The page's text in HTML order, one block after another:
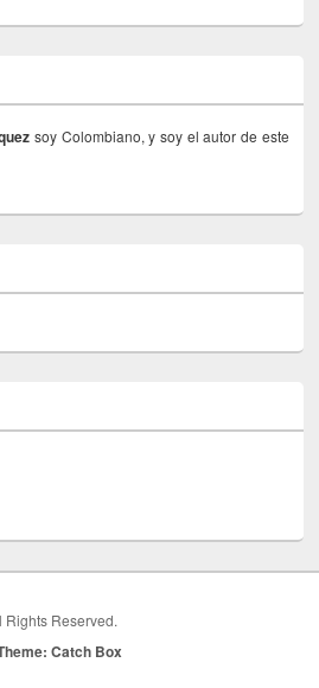
soy Colombiano, y soy el autor de este
Rights Reserved.
Catch Box